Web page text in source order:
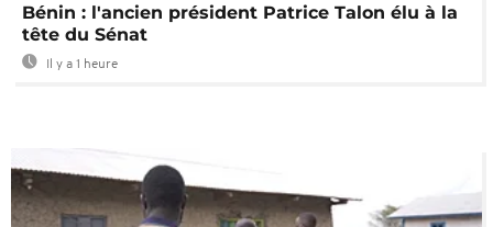
Bénin : l'ancien président Patrice Talon élu à la
tête du Sénat
Il y a 1 heure